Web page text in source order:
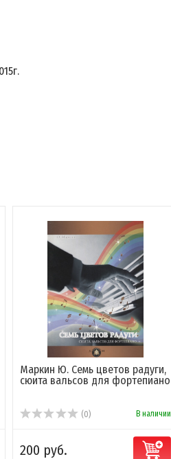
Маркин Ю. Семь цветов радуги,
сюита вальсов для фортепиано
(0) В наличии
200 руб.